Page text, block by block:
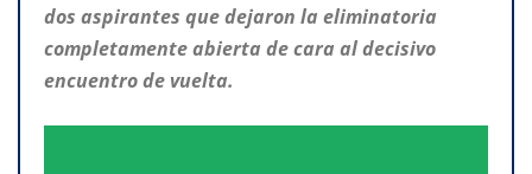
dos aspirantes que dejaron la eliminatoria
completamente abierta de cara al decisivo
encuentro de vuelta.